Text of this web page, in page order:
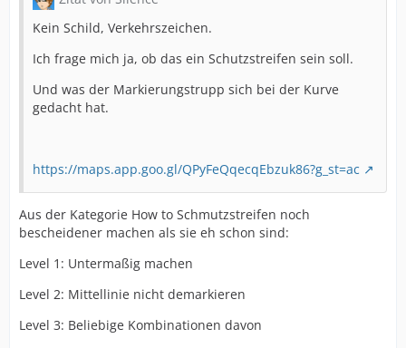
Kein Schild, Verkehrszeichen.
Ich frage mich ja, ob das ein Schutzstreifen sein soll.
Und was der Markierungstrupp sich bei der Kurve
gedacht hat.
https://maps.app.goo.gl/QPyFeQqecqEbzuk86?g_st=ac
Aus der Kategorie How to Schmutzstreifen noch
bescheidener machen als sie eh schon sind:
Level 1: Untermaßig machen
Level 2: Mittellinie nicht demarkieren
Level 3: Beliebige Kombinationen davon